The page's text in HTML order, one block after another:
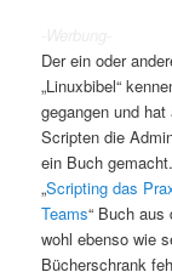
Der ein oder
„Linuxbibel“
gegangen und
Scripten die
ein Buch
„Scripting das
Teams“ Buch aus
wohl ebenso wie
Bücherschrank